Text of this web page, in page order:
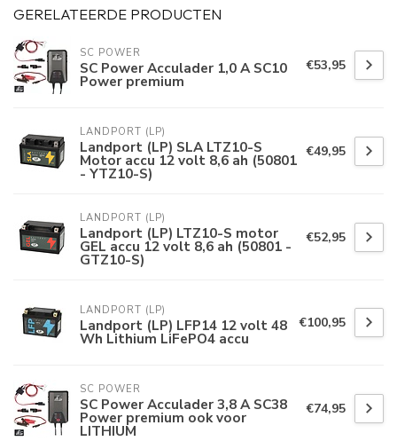
GERELATEERDE PRODUCTEN
SC POWER
SC Power Acculader 1,0 A SC10
Power premium
€53,95
LANDPORT (LP)
Landport (LP) SLA LTZ10-S
Motor accu 12 volt 8,6 ah (50801
- YTZ10-S)
€49,95
LANDPORT (LP)
Landport (LP) LTZ10-S motor
GEL accu 12 volt 8,6 ah (50801 -
GTZ10-S)
€52,95
LANDPORT (LP)
Landport (LP) LFP14 12 volt 48
Wh Lithium LiFePO4 accu
€100,95
SC POWER
SC Power Acculader 3,8 A SC38
Power premium ook voor
LITHIUM
€74,95